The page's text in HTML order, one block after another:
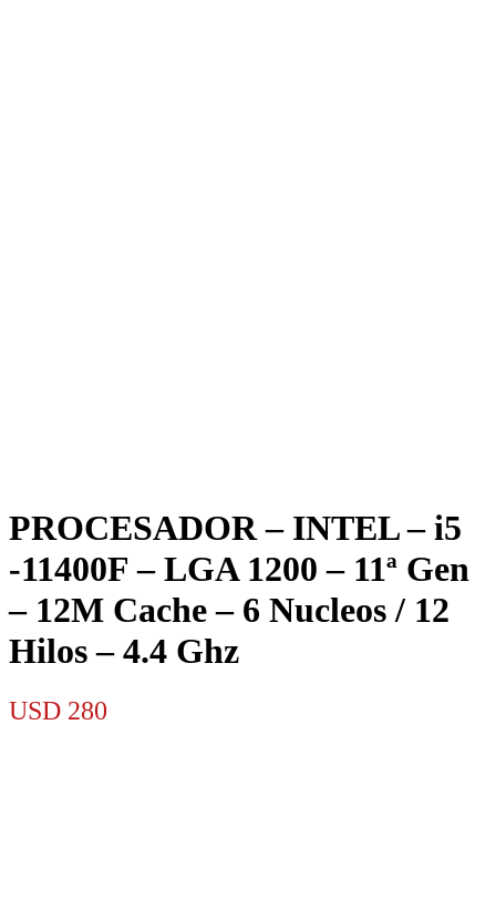
PROCESADOR – INTEL – i5
-11400F – LGA 1200 – 11ª Gen
– 12M Cache – 6 Nucleos / 12
Hilos – 4.4 Ghz
USD 280